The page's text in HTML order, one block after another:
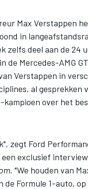
Max Verstappen
in
zelfs deel aan de 24
de Mercedes-AMG
Verstappen in
al gesprekken
kampioen over het
zegt Ford
een exclusief
. "We houden van
de Formule 1-auto,